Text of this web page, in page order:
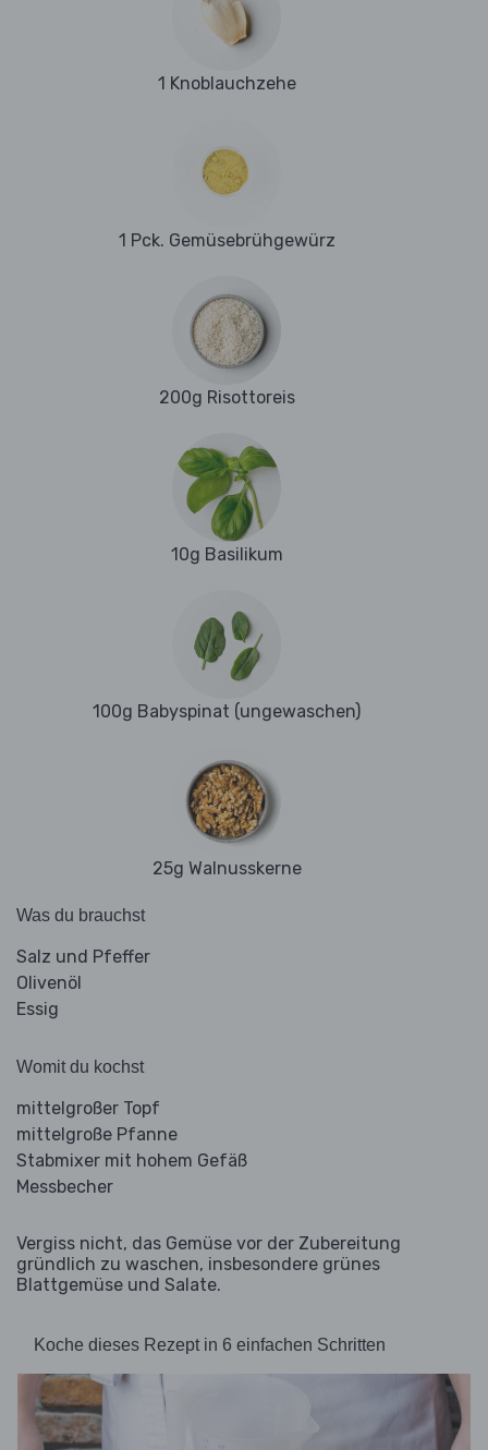
1 Knoblauchzehe
1 Pck. Gemüsebrühgewürz
200g Risottoreis
10g Basilikum
100g Babyspinat (ungewaschen)
25g Walnusskerne
Was du brauchst
Salz und Pfeffer
Olivenöl
Essig
Womit du kochst
mittelgroßer Topf
mittelgroße Pfanne
Stabmixer mit hohem Gefäß
Messbecher
Vergiss nicht, das Gemüse vor der Zubereitung
gründlich zu waschen, insbesondere grünes
Blattgemüse und Salate.
Koche dieses Rezept in 6 einfachen Schritten